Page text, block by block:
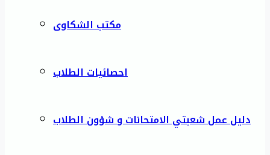
مكتب الشكاوى
احصائيات الطلاب
دليل عمل شعبتي الامتحانات و شؤون الطلاب